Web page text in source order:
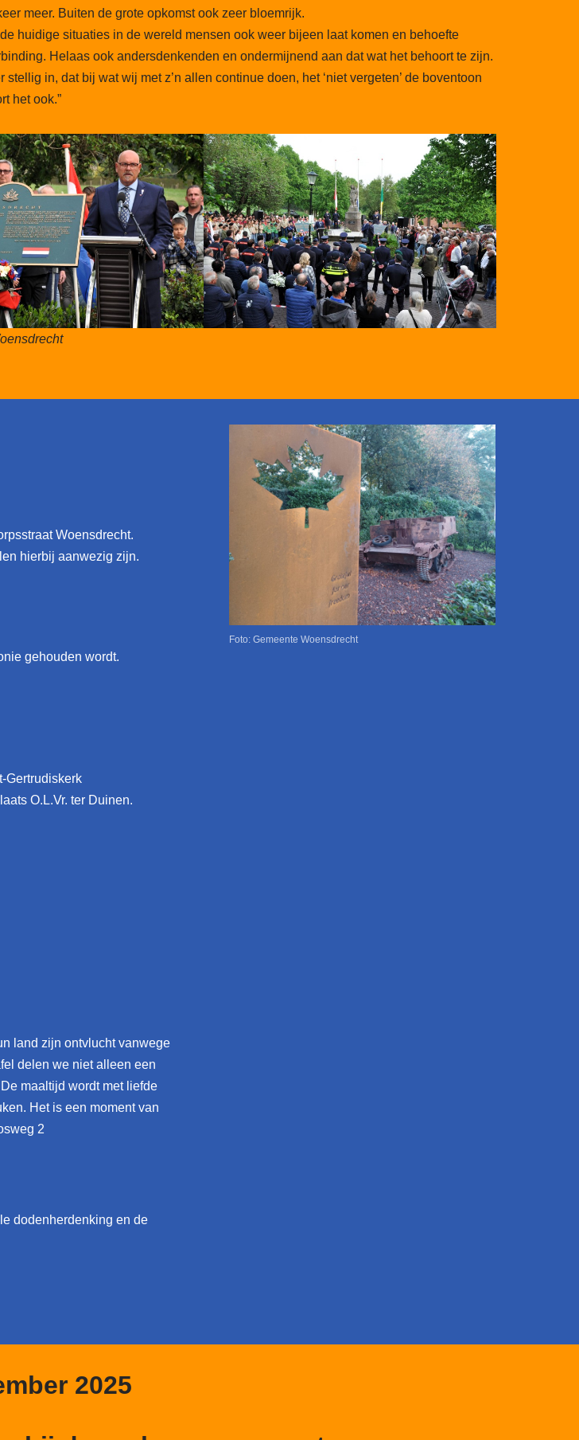
meer. Buiten de grote opkomst ook zeer bloemrijk.
huidige situaties in de wereld mensen ook weer bijeen laat komen en behoefte
Helaas ook andersdenkenden en ondermijnend aan dat wat het behoort te zijn.
stellig in, dat bij wat wij met z’n allen continue doen, het ‘niet vergeten’ de boventoon
het ook.”
Woensdrecht.
hierbij aanwezig zijn.
gehouden wordt.
Gertrudiskerk
O.L.Vr. ter Duinen.
land zijn ontvlucht vanwege
delen we niet alleen een
maaltijd wordt met liefde
Het is een moment van
2
dodenherdenking en de
Foto: Gemeente Woensdrecht
2025